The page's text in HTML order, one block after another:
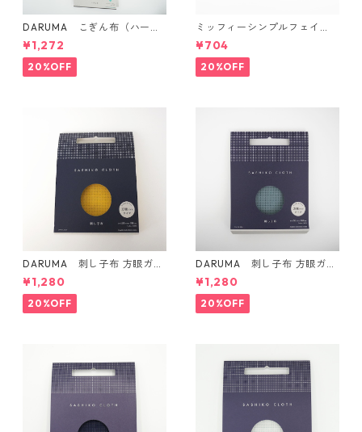
DARUMA こぎん布（ハード
タイプ）
¥1,272
20%OFF
ミッフィーシンプルフェイ
ス マグ
¥704
20%OFF
DARUMA 刺し子布 方眼ガイ
ドタイプ Col.4 カラシ
¥1,280
20%OFF
DARUMA 刺し子布 方眼ガイ
ドタイプ Col.5 にぶ青
¥1,280
20%OFF